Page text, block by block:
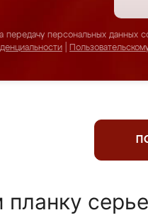
передачу персональных данных